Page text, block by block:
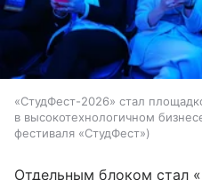
«СтудФест-2026» стал
в высокотехнологичном
фестиваля «СтудФест»
Отдельным блоком стал